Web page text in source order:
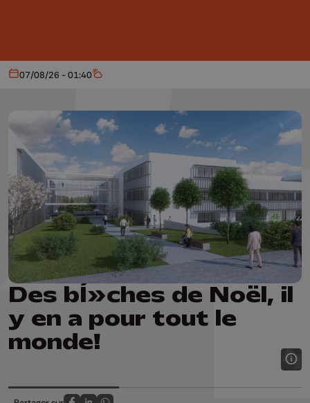
Aujourd'hui
07/08/26 - 01:40 Météo
Des bÍ»ches de Noël, il
y en a pour tout le
monde!